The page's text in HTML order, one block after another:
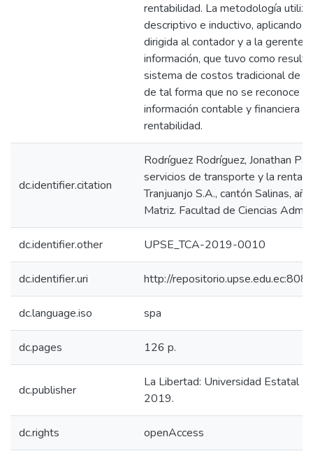
rentabilidad. La metodología
descriptivo e inductivo, aplicando
dirigida al contador y a la gerente
información, que tuvo como
sistema de costos tradicional de
de tal forma que no se reconoce
información contable y financiera
rentabilidad.
dc.identifier.citation
Rodríguez Rodríguez, Jonathan
servicios de transporte y la
Tranjuanjo S.A., cantón Salinas,
Matriz. Facultad de Ciencias
dc.identifier.other UPSE_TCA-2019-0010
dc.identifier.uri http://
dc.language.iso spa
dc.pages 126 p.
dc.publisher
La Libertad: Universidad Estatal
2019.
dc.rights openAccess